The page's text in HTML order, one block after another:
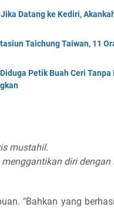
Datang ke Kediri,
Taichung Taiwan, 11
Petik Buah Ceri
mustahil.
diri dengan
"Bahkan yang